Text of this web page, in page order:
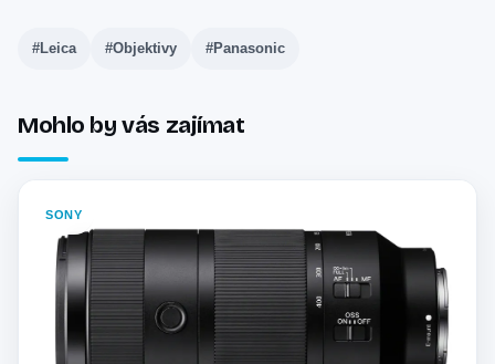
#Leica #Objektivy #Panasonic
Mohlo by vás zajímat
SONY